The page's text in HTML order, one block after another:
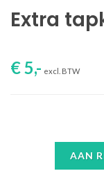
Extra
€ 5,- excl. BTW
AAN